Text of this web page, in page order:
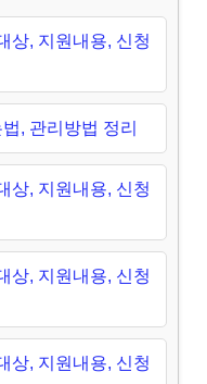
상, 지원내용, 신청
, 관리방법 정리
상, 지원내용, 신청
상, 지원내용, 신청
상, 지원내용, 신청